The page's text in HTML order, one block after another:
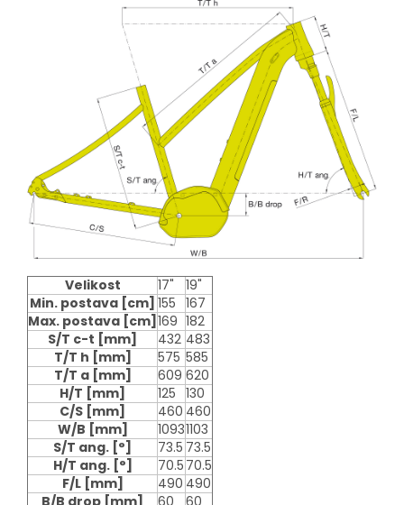
Velikost 17"
19"
Min. postava [cm] 155 167
Max. postava [cm] 169 182
S/T c-t [mm] 432 483
T/T h [mm] 575 585
T/T a [mm] 609 620
H/T [mm] 125 130
C/S [mm] 460 460
W/B [mm] 10931103
S/T ang. [°] 73.5 73.5
H/T ang. [°] 70.5 70.5
F/L [mm] 490 490